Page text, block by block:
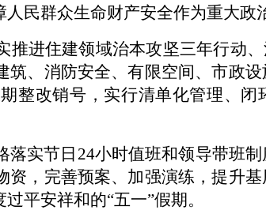
民群众生命财产安全作为重大政
推进住建领域治本攻坚三年行动、
筑、消防安全、有限空间、市政设
整改销号，实行清单化管理、
落实节日 24小时值班和领导带班
，完善预案、加强演练，提升
过平安祥和的“五一”假期。